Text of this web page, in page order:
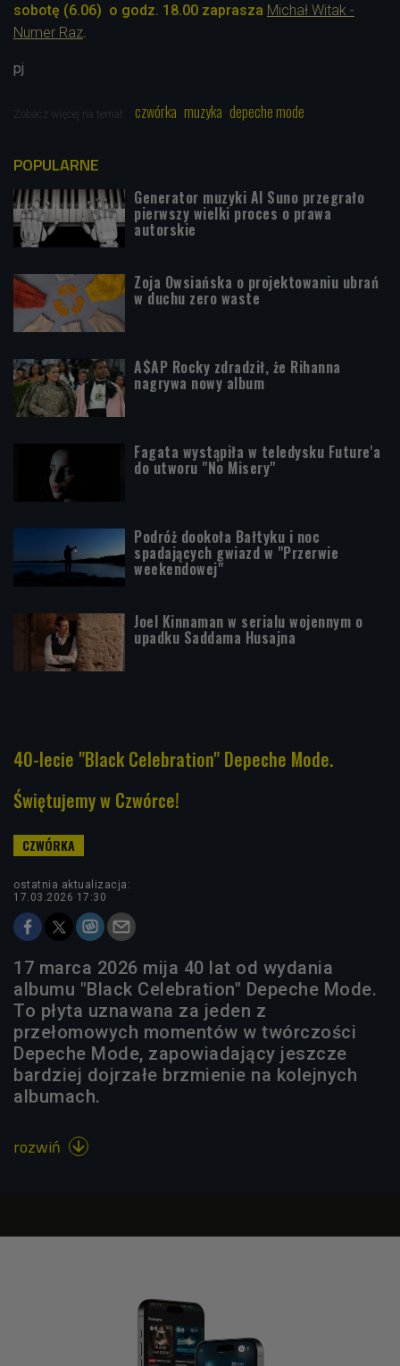
sobotę (6.06) o godz. 18.00 zaprasza Michał Witak -
Numer Raz.
pj
Zobacz więcej na temat: czwórka muzyka depeche mode
POPULARNE
Generator muzyki AI Suno przegrało
pierwszy wielki proces o prawa
autorskie
Zoja Owsiańska o projektowaniu ubrań
w duchu zero waste
A$AP Rocky zdradził, że Rihanna
nagrywa nowy album
Fagata wystąpiła w teledysku Future'a
do utworu "No Misery"
Podróż dookoła Bałtyku i noc
spadających gwiazd w "Przerwie
weekendowej"
Joel Kinnaman w serialu wojennym o
upadku Saddama Husajna
40-lecie "Black Celebration" Depeche Mode.
Świętujemy w Czwórce!
ostatnia aktualizacja:
17.03.2026 17:30
17 marca 2026 mija 40 lat od wydania
albumu "Black Celebration" Depeche Mode.
To płyta uznawana za jeden z
przełomowych momentów w twórczości
Depeche Mode, zapowiadający jeszcze
bardziej dojrzałe brzmienie na kolejnych
albumach.
rozwiń 